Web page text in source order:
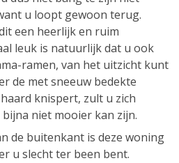
u loopt gewoon terug.
een heerlijk en ruim
leuk is natuurlijk dat u ook
ramen, van het uitzicht kunt
de met sneeuw bedekte
knispert, zult u zich
niet mooier kan zijn.
de buitenkant is deze woning
u slecht ter been bent.